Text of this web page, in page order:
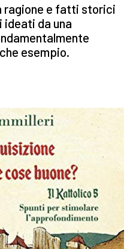
ragione e fatti storici
ideati da una
esempio.